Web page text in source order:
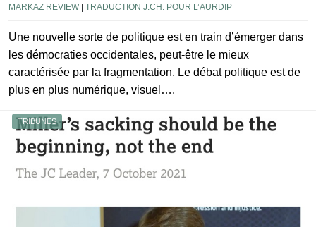
MARKAZ REVIEW| TRADUCTION J.CH. POUR L’AURDIP
Une nouvelle sorte de politique est en train d’émerger dans
les démocraties occidentales, peut-être le mieux
caractérisée par la fragmentation. Le débat politique est de
plus en plus numérique, visuel….
TRIBUNES